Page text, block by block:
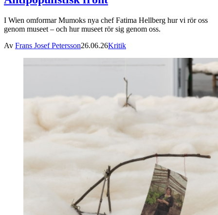
I Wien omformar Mumoks nya chef Fatima Hellberg hur vi rör oss
genom museet – och hur museet rör sig genom oss.
Av Frans Josef Petersson26.06.26Kritik